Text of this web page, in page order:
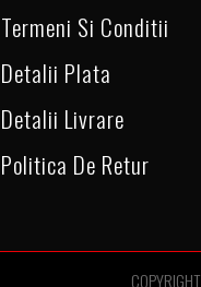
Termeni Si Conditii
Detalii Plata
Detalii Livrare
Politica De Retur